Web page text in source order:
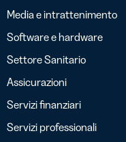
Media e intrattenimento
Software e hardware
Settore Sanitario
Assicurazioni
Servizi finanziari
Servizi professionali